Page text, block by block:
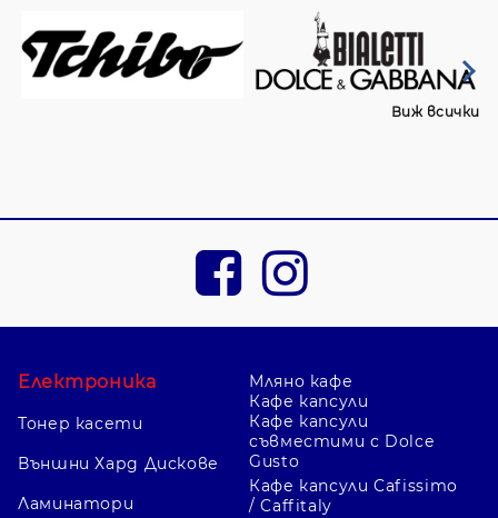
Виж всички
Електроника
Тонер касети
Външни Хард Дискове
Ламинатори
Мляно кафе
Кафе капсули
Кафе капсули
съвместими с Dolce
Gusto
Кафе капсули Cafissimo
/ Caffitaly